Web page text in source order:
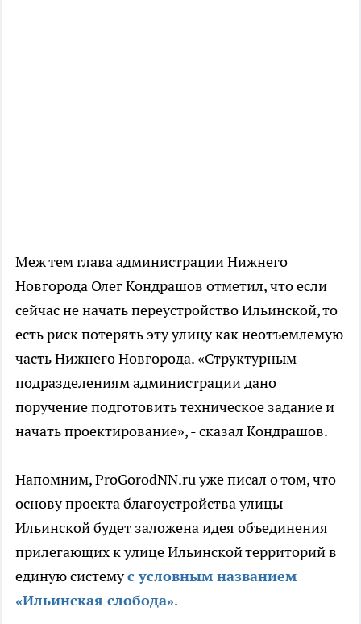
Меж тем глава администрации Нижнего
Новгорода Олег Кондрашов отметил, что если
сейчас не начать переустройство Ильинской, то
есть риск потерять эту улицу как неотъемлемую
часть Нижнего Новгорода. «Структурным
подразделениям администрации дано
поручение подготовить техническое задание и
начать проектирование», - сказал Кондрашов.
Напомним, ProGorodNN.ru уже писал о том, что
основу проекта благоустройства улицы
Ильинской будет заложена идея объединения
прилегающих к улице Ильинской территорий в
единую системус условным названием
«Ильинская слобода».